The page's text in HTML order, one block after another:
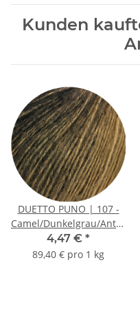
Kunden
DUETTO PUNO | 107 -
Camel/Dunkelgrau/Anthrazit
*
4,47 € *
89,40 € pro 1 kg